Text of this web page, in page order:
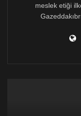
meslek etiği